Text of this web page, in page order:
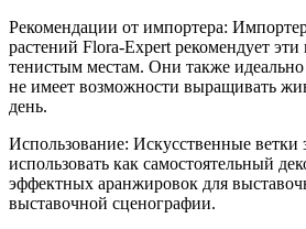
Рекомендации от импортера:
растений Flora-Expert рекомендует
тенистым местам. Они также идеально
не имеет возможности выращивать
день.
Использование: Искусственные ветки
использовать как самостоятельный
эффектных аранжировок для
выставочной сценографии.